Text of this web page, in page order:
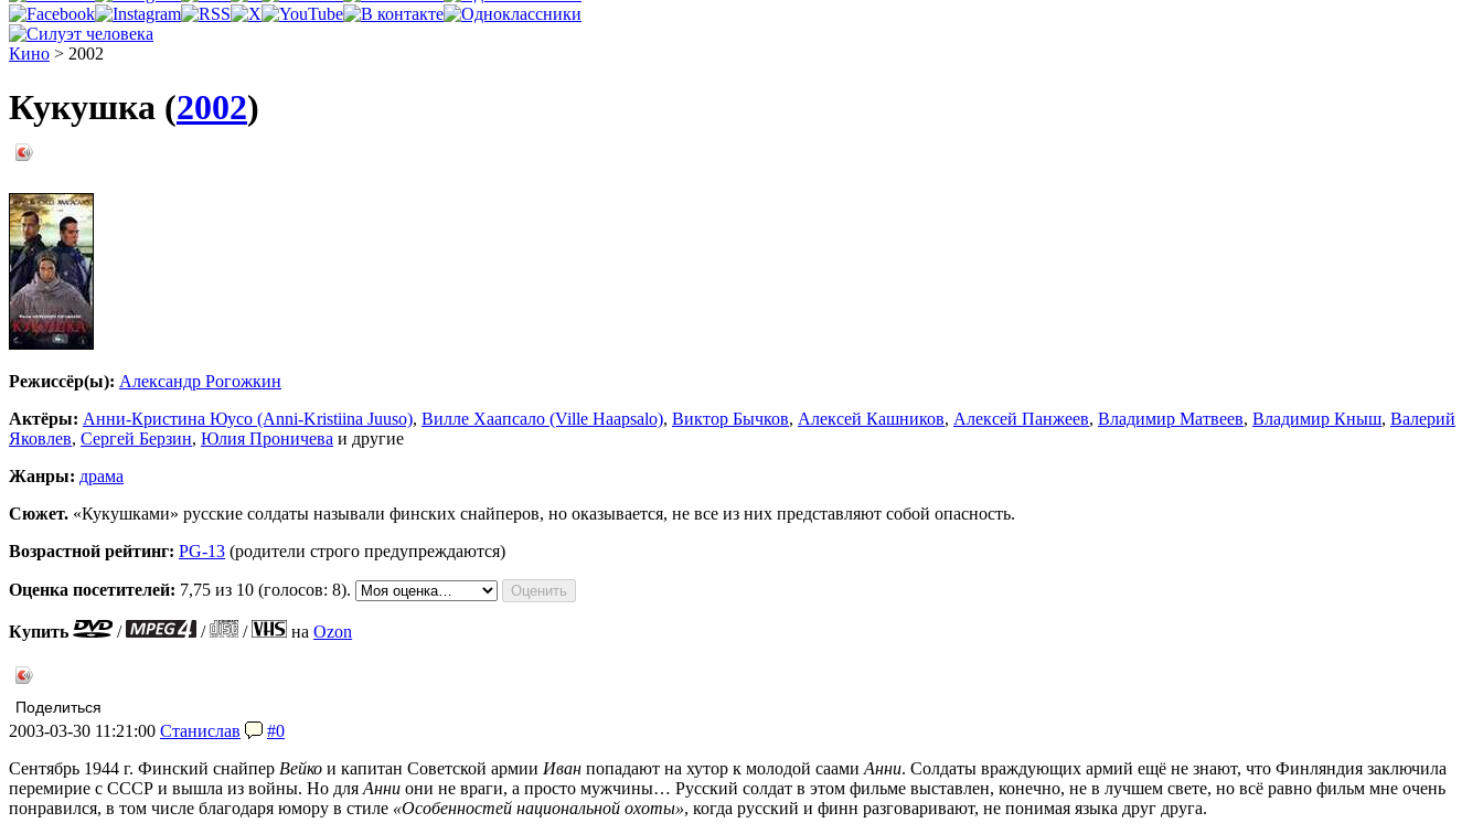
Кино > 2002
Кукушка (2002)
Режиссёр(ы): Александр Рогожкин
Актёры: Анни-Кристина Юусо (Anni-Kristiina Juuso), Вилле Хаапсало (Ville Haapsalo), Виктор Бычков, Алексей Кашников, Алексей Панжеев, Владимир Матвеев, Владимир Кныш, Валерий
Яковлев, Сергей Берзин, Юлия Проничева и другие
Жанры: драма
Сюжет. «Кукушками» русские солдаты называли финских снайперов, но оказывается, не все из них представляют собой опасность.
Возрастной рейтинг: PG-13 (родители строго предупреждаются)
Оценка посетителей: 7,75 из 10 (голосов: 8).
Купить / / / наOzon
Поделиться
2003-03-30 11:21:00 Станислав
#0
Сентябрь 1944 г. Финский снайпер Вейко и капитан Советской армии Иван попадают на хутор к молодой саами Анни. Солдаты враждующих армий ещё не знают, что Финляндия заключила
перемирие с СССР и вышла из войны. Но для Анни они не враги, а просто мужчины… Русский солдат в этом фильме выставлен, конечно, не в лучшем свете, но всё равно фильм мне очень
понравился, в том числе благодаря юмору в стиле «Особенностей национальной охоты», когда русский и финн разговаривают, не понимая языка друг друга.